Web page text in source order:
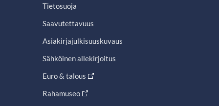
Tietosuoja
Saavutettavuus
Asiakirjajulkisuuskuvaus
Sähköinen allekirjoitus
Euro & talous
Rahamuseo